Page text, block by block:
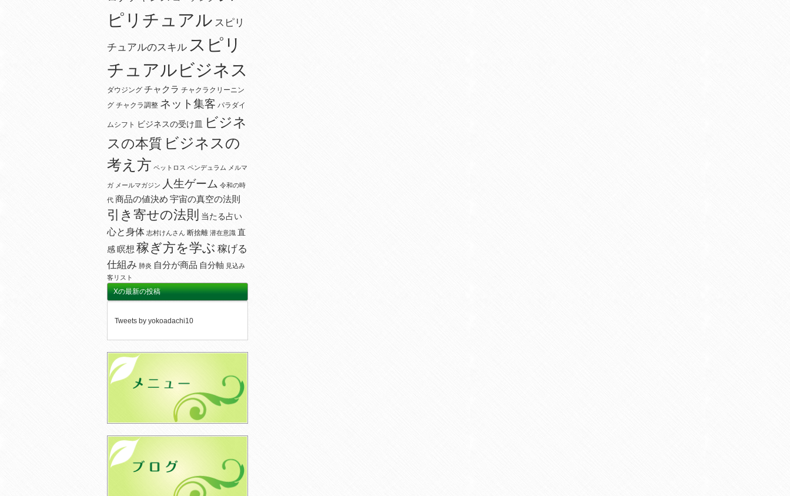
ピリチュアル スピリ
チュアルのスキル スピリ
チュアルビジネス
ダウジング チャクラ チャクラクリーニン
グ チャクラ調整 ネット集客 パラダイ
ムシフト ビジネスの受け皿
ビジネ
スの本質 ビジネスの
考え方 ペットロス ペンデュラム メルマ
ガ メールマガジン 人生ゲーム 令和の時
代 商品の値決め 宇宙の真空の法則
引き寄せの法則 当たる占い
心と身体 志村けんさん 断捨離 潜在意識 直
感 瞑想 稼ぎ方を学ぶ 稼げる
仕組み 肺炎 自分が商品 自分軸 見込み
客リスト
Xの最新の投稿
Tweets by yokoadachi10